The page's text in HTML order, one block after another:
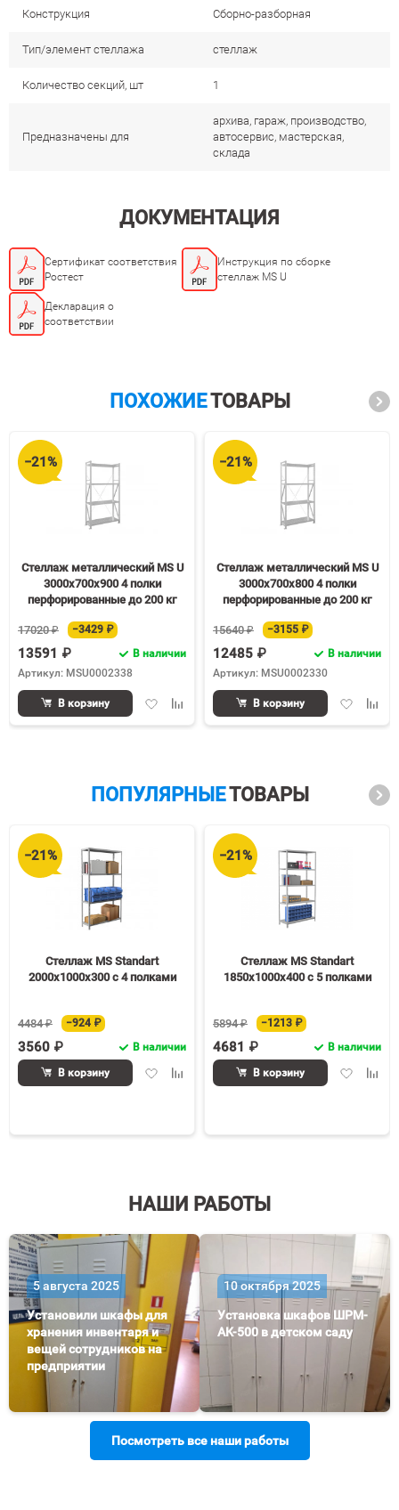
Конструкция Сборно-разборная
Тип/элемент стеллажа стеллаж
Количество секций, шт 1
Предназначены для
архива, гараж, производство,
автосервис, мастерская,
склада
ДОКУМЕНТАЦИЯ
Сертификат соответствия
Ростест
Инструкция по сборке
стеллаж MS U
Декларация о
соответствии
ПОХОЖИЕТОВАРЫ
−21%
Стеллаж металлический MS U
3000х700х900 4 полки
перфорированные до 200 кг
17020 ₽ −3429 ₽
13591 ₽
В наличии
Артикул: MSU0002338
ДобавитьДобавить
В корзину
−21%
Стеллаж металлический MS U
3000х700х800 4 полки
перфорированные до 200 кг
15640 ₽ −3155 ₽
12485 ₽
В наличии
Артикул: MSU0002330
Добавить
В корзину
ПОПУЛЯРНЫЕТОВАРЫ
−21%
Стеллаж MS Standart
2000х1000х300 c 4 полками
4484 ₽ −924 ₽
3560 ₽ В наличии
ДобавитьДобавить
В корзину
−21%
Стеллаж MS Standart
1850х1000х400 c 5 полками
5894 ₽ −1213 ₽
4681 ₽ В наличии
Добавить
В корзину
НАШИ РАБОТЫ
5 августа 2025
Установили шкафы для
хранения инвентаря и
вещей сотрудников на
предприятии
10 октября 2025
Установка шкафов ШРМ-
АК-500 в детском саду
Посмотреть все наши работы